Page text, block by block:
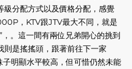
級分配方式以及價格分配，感覺
，KTV跟JTV最大不同，就是
，。這一間有兩位兄弟開心的挑到
則是搖搖頭，跟著前往下一家
子明顯水平較高，但可惜仍然未能